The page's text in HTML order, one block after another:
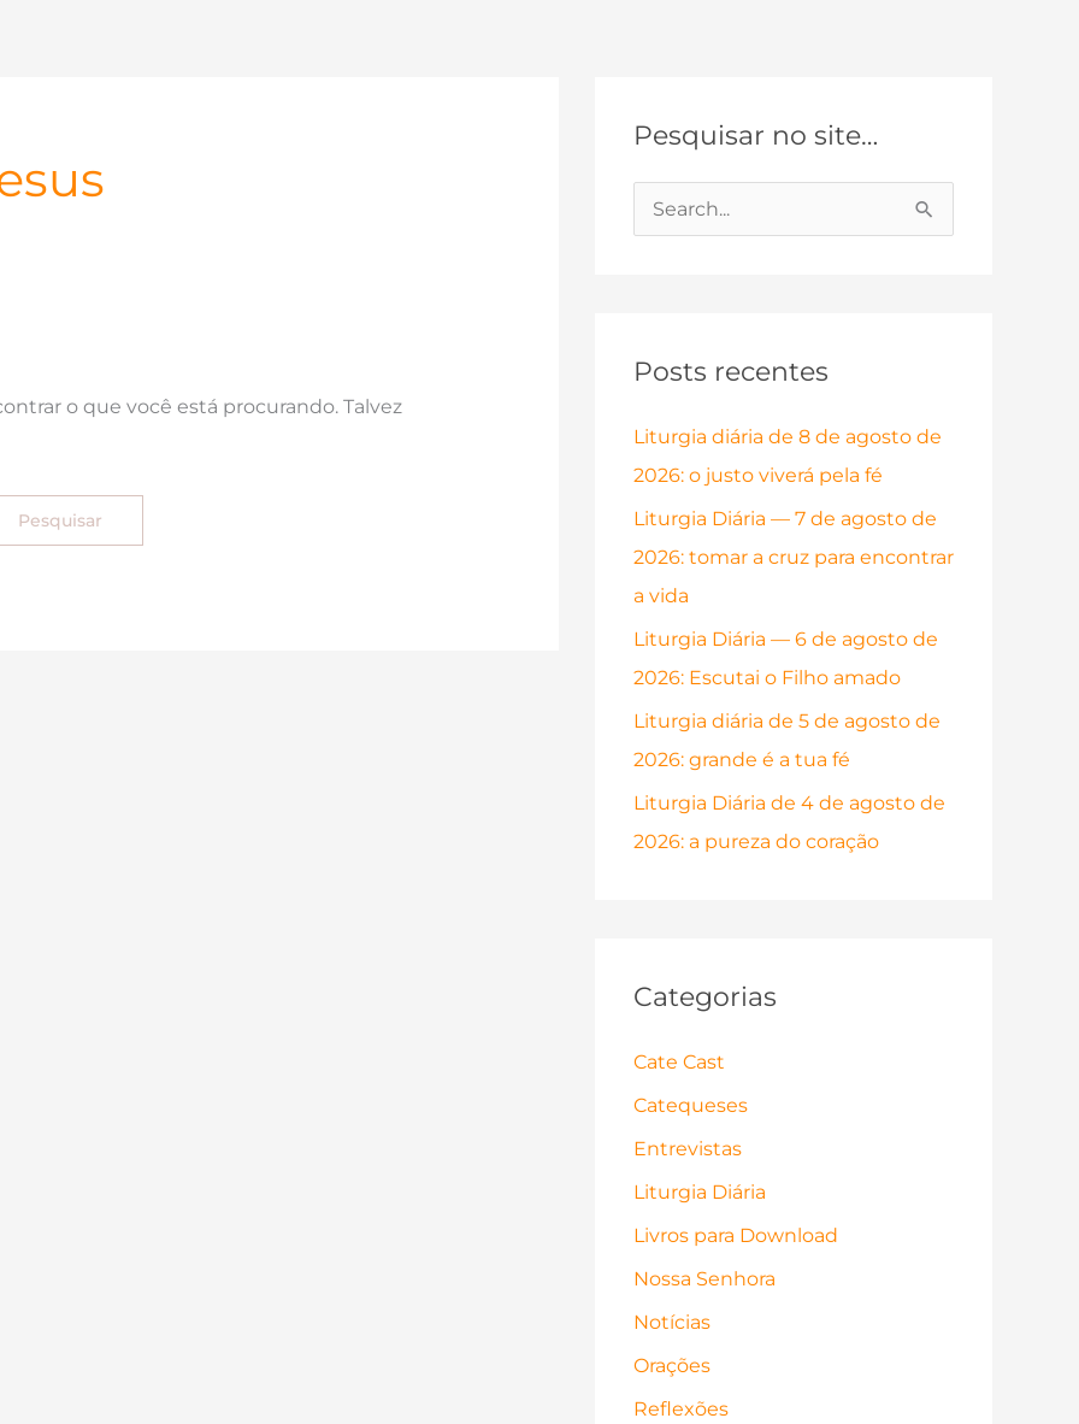
o que você está procurando. Talvez
Pesquisar no site…
u
s
a
r
p
o
r
:
Posts recentes
Liturgia diária de 8 de agosto de
2026: o justo viverá pela fé
Liturgia Diária — 7 de agosto de
2026: tomar a cruz para encontrar
a vida
Liturgia Diária — 6 de agosto de
2026: Escutai o Filho amado
Liturgia diária de 5 de agosto de
2026: grande é a tua fé
Liturgia Diária de 4 de agosto de
2026: a pureza do coração
Categorias
Cate Cast
Catequeses
Entrevistas
Liturgia Diária
Livros para Download
Nossa Senhora
Notícias
Orações
Reflexões